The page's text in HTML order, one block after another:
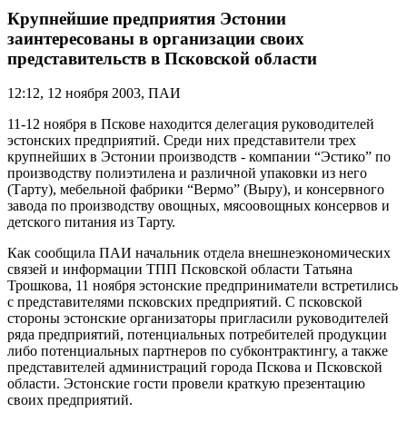
Крупнейшие предприятия Эстонии
заинтересованы в организации своих
представительств в Псковской области
12:12, 12 ноября 2003, ПАИ
11-12 ноября в Пскове находится делегация руководителей
эстонских предприятий. Среди них представители трех
крупнейших в Эстонии производств - компании “Эстико” по
производству полиэтилена и различной упаковки из него
(Тарту), мебельной фабрики “Вермо” (Выру), и консервного
завода по производству овощных, мясоовощных консервов и
детского питания из Тарту.
Как сообщила ПАИ начальник отдела внешнеэкономических
связей и информации ТПП Псковской области Татьяна
Трошкова, 11 ноября эстонские предприниматели встретились
с представителями псковских предприятий. С псковской
стороны эстонские организаторы пригласили руководителей
ряда предприятий, потенциальных потребителей продукции
либо потенциальных партнеров по субконтрактингу, а также
представителей администраций города Пскова и Псковской
области. Эстонские гости провели краткую презентацию
своих предприятий.